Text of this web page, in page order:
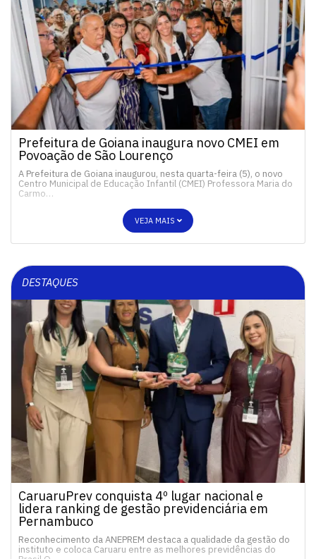
Prefeitura de Goiana inaugura novo CMEI em
Povoação de São Lourenço
A Prefeitura de Goiana inaugurou, nesta quarta-feira (5), o novo
Centro Municipal de Educação Infantil (CMEI) Professora Maria do
Carmo…
VEJA MAIS
DESTAQUES
CaruaruPrev conquista 4º lugar nacional e
lidera ranking de gestão previdenciária em
Pernambuco
Reconhecimento da ANEPREM destaca a qualidade da gestão do
instituto e coloca Caruaru entre as melhores previdências do